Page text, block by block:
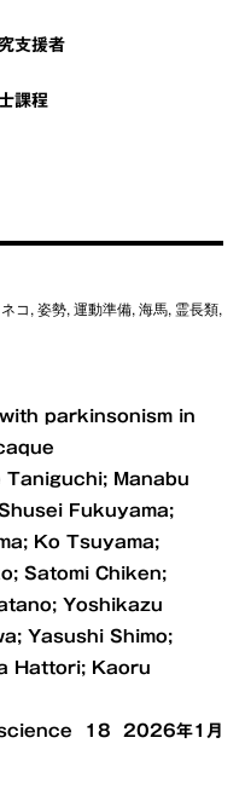
支援者
課程
コ, 姿勢, 運動準備, 海馬, 霊長類,
parkinsonism in
Taniguchi; Manabu
Fukuyama;
Ko Tsuyama;
Satomi Chiken;
Yoshikazu
Yasushi Shimo;
Hattori; Kaoru
18 2026年1月